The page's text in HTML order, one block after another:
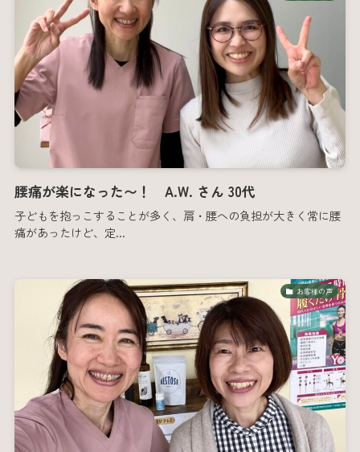
腰痛が楽になった〜！ A.W. さん 30代
子どもを抱っこすることが多く、肩・腰への負担が大きく常に腰
痛があったけど、定...
お客様の声